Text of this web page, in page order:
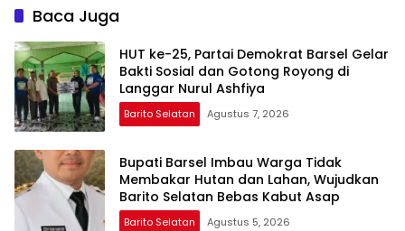
Baca Juga
HUT ke-25, Partai Demokrat Barsel Gelar
Bakti Sosial dan Gotong Royong di
Langgar Nurul Ashfiya
Barito Selatan Agustus 7, 2026
Bupati Barsel Imbau Warga Tidak
Membakar Hutan dan Lahan, Wujudkan
Barito Selatan Bebas Kabut Asap
Barito Selatan Agustus 5, 2026